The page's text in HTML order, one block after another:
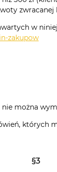
w
zakupow
można
których
§3